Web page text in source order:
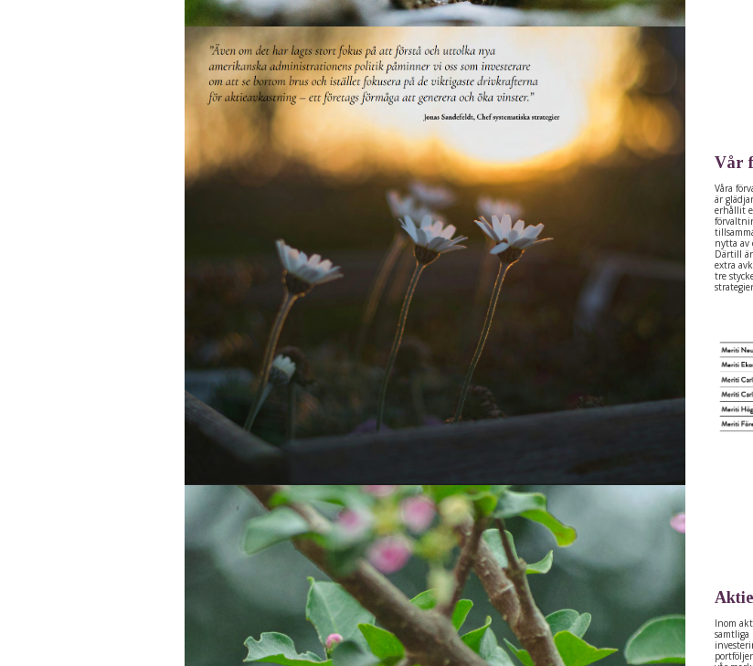
Vår
Våra
är
erhållit
nytta av
Därtill
extra
tre
strategier.
Inom